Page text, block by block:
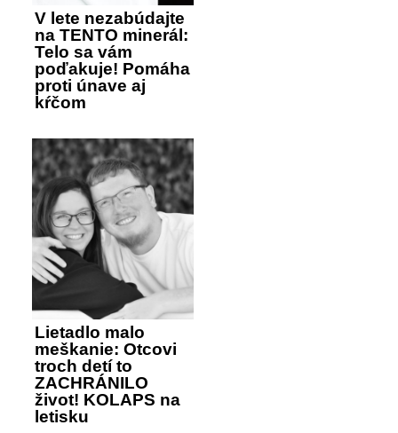
V lete nezabúdajte
na TENTO minerál:
Telo sa vám
poďakuje! Pomáha
proti únave aj
kŕčom
Lietadlo malo
meškanie: Otcovi
troch detí to
ZACHRÁNILO
život! KOLAPS na
letisku